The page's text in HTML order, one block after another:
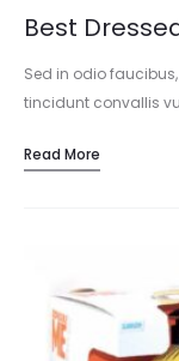
Best
Sed in odio
tincidunt convallis
Read More